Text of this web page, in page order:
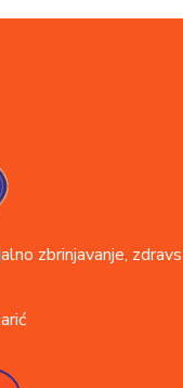
zbrinjavanje,